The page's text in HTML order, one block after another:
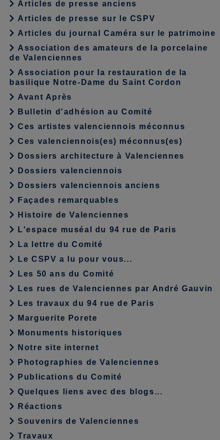
Articles de presse anciens
Articles de presse sur le CSPV
Articles du journal Caméra sur le patrimoine
Association des amateurs de la porcelaine
de Valenciennes
Association pour la restauration de la
basilique Notre-Dame du Saint Cordon
Avant Après
Bulletin d'adhésion au Comité
Ces artistes valenciennois méconnus
Ces valenciennois(es) méconnus(es)
Dossiers architecture à Valenciennes
Dossiers valenciennois
Dossiers valenciennois anciens
Façades remarquables
Histoire de Valenciennes
L'espace muséal du 94 rue de Paris
La lettre du Comité
Le CSPV a lu pour vous...
Les 50 ans du Comité
Les rues de Valenciennes par André Gauvin
Les travaux du 94 rue de Paris
Marguerite Porete
Monuments historiques
Notre site internet
Photographies de Valenciennes
Publications du Comité
Quelques liens avec des blogs...
Réactions
Souvenirs de Valenciennes
Travaux